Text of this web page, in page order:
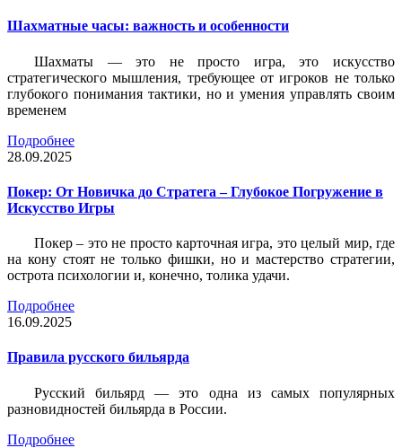
Шахматные часы: важность и особенности
Шахматы — это не просто игра, это искусство
стратегического мышления, требующее от игроков не только
глубокого понимания тактики, но и умения управлять своим
временем
Подробнее
28.09.2025
Покер: От Новичка до Стратега – Глубокое Погружение в
Искусство Игры
Покер – это не просто карточная игра, это целый мир, где
на кону стоят не только фишки, но и мастерство стратегии,
острота психологии и, конечно, толика удачи.
Подробнее
16.09.2025
Правила русского бильярда
Русский бильярд — это одна из самых популярных
разновидностей бильярда в России.
Подробнее